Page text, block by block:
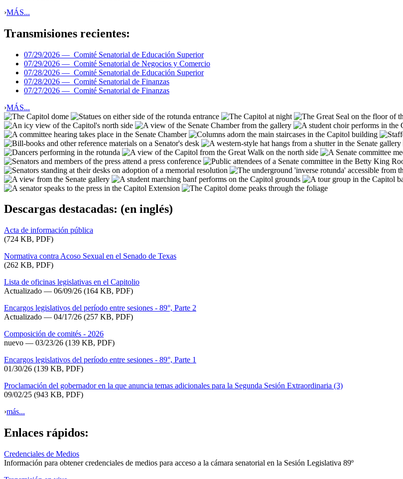
›MÁS...
Transmisiones recientes:
07/29/2026 — Comité Senatorial de Educación Superior
07/29/2026 — Comité Senatorial de Negocios y Comercio
07/28/2026 — Comité Senatorial de Educación Superior
07/28/2026 — Comité Senatorial de Finanzas
07/27/2026 — Comité Senatorial de Finanzas
›MÁS...
Descargas destacadas: (en inglés)
Acta de información pública
(724 KB, PDF)
Normativa contra Acoso Sexual en el Senado de Texas
(262 KB, PDF)
Lista de oficinas legislativas en el Capitolio
Actualizado — 06/09/26 (164 KB, PDF)
Encargos legislativos del período entre sesiones - 89°, Parte 2
Actualizado — 04/17/26 (257 KB, PDF)
Composición de comités - 2026
nuevo — 03/23/26 (139 KB, PDF)
Encargos legislativos del período entre sesiones - 89°, Parte 1
01/30/26 (139 KB, PDF)
Proclamación del gobernador en la que anuncia temas adicionales para la Segunda Sesión Extraordinaria (3)
09/02/25 (943 KB, PDF)
›más...
Enlaces rápidos:
Credenciales de Medios
Información para obtener credenciales de medios para acceso a la cámara senatorial en la Sesión Legislativa 89º